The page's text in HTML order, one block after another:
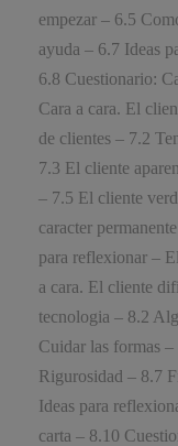
empezar – 6.5
ayuda – 6.7 Ideas
6.8 Cuestionario:
Cara a cara. El
de clientes – 7.2
7.3 El cliente
– 7.5 El cliente
caracter
para reflexionar –
a cara. El cliente
tecnologia – 8.2
Cuidar las formas
Rigurosidad – 8.7
Ideas para
carta – 8.10